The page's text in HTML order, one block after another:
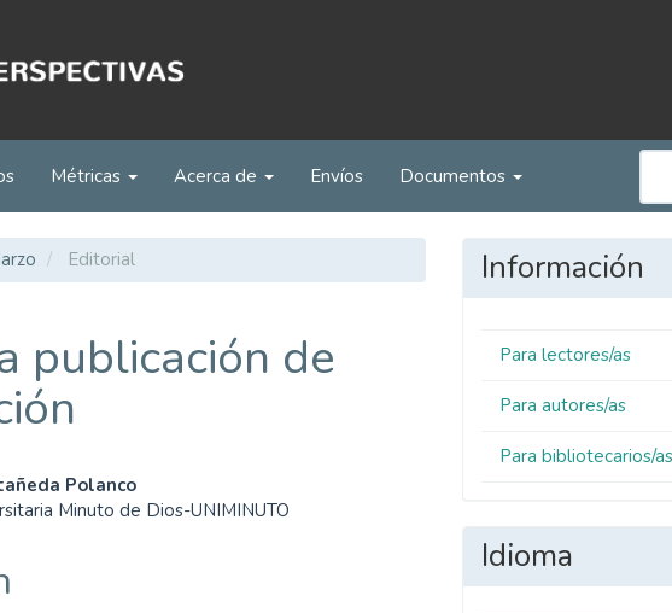
Métricas Acerca de Envíos Documentos
Editorial
publicación de
Polanco
Minuto de Dios-UNIMINUTO
Información
Para lectores/as
Para autores/as
Para bibliotecarios/as
Idioma